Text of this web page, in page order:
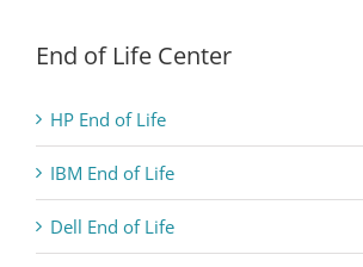
End of Life Center
HP End of Life
IBM End of Life
Dell End of Life